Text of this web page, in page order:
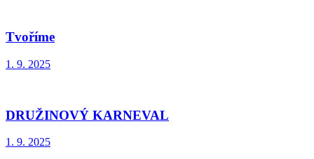
Tvoříme
1. 9. 2025
DRUŽINOVÝ KARNEVAL
1. 9. 2025